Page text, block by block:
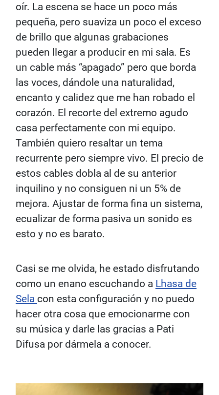
oír. La escena se hace un poco más
pequeña, pero suaviza un poco el exceso
de brillo que algunas grabaciones
pueden llegar a producir en mi sala. Es
un cable más “apagado” pero que borda
las voces, dándole una naturalidad,
encanto y calidez que me han robado el
corazón. El recorte del extremo agudo
casa perfectamente con mi equipo.
También quiero resaltar un tema
recurrente pero siempre vivo. El precio de
estos cables dobla al de su anterior
inquilino y no consiguen ni un 5% de
mejora. Ajustar de forma fina un sistema,
ecualizar de forma pasiva un sonido es
esto y no es barato.
Casi se me olvida, he estado disfrutando
como un enano escuchando a Lhasa de
Sela con esta configuración y no puedo
hacer otra cosa que emocionarme con
su música y darle las gracias a Pati
Difusa por dármela a conocer.